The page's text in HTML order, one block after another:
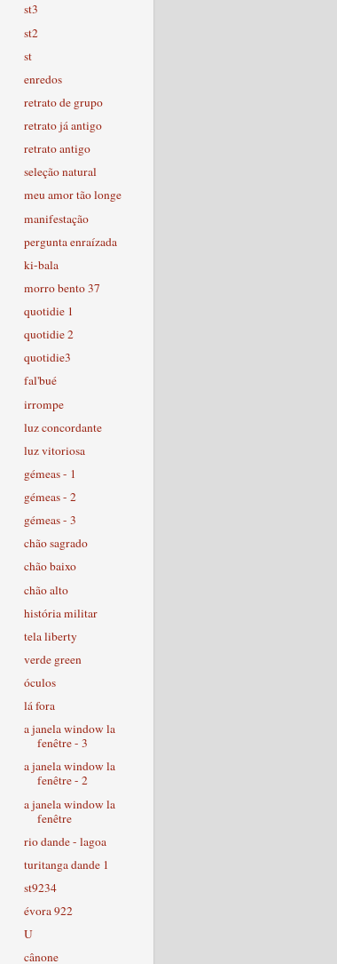
st3
st2
st
enredos
retrato de grupo
retrato já antigo
retrato antigo
seleção natural
meu amor tão longe
manifestação
pergunta enraízada
ki-bala
morro bento 37
quotidie 1
quotidie 2
quotidie3
fal'bué
irrompe
luz concordante
luz vitoriosa
gémeas - 1
gémeas - 2
gémeas - 3
chão sagrado
chão baixo
chão alto
história militar
tela liberty
verde green
óculos
lá fora
a janela window la
fenêtre - 3
a janela window la
fenêtre - 2
a janela window la
fenêtre
rio dande - lagoa
turitanga dande 1
st9234
évora 922
U
cânone